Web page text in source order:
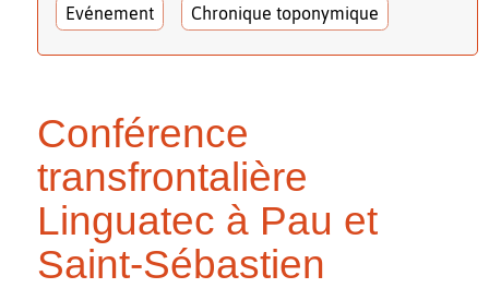
Evénement Chronique toponymique
Conférence
transfrontalière
Linguatec à Pau et
Saint-Sébastien